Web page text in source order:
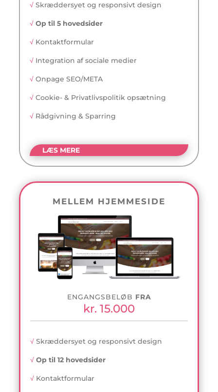
√Skræddersyet og responsivt design
√ Op til 5 hovedsider
√Kontaktformular
√Integration af sociale medier
√Onpage SEO/META
√Cookie- & Privatlivspolitik opsætning
√Rådgivning & Sparring
LÆS MERE
MELLEM HJEMMESIDE
ENGANGSBELØB FRA
kr. 15.000
√Skræddersyet og responsivt design
√ Op til 12 hovedsider
√Kontaktformular